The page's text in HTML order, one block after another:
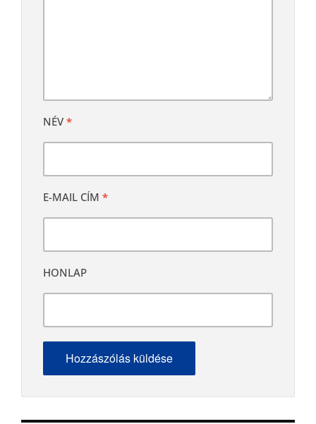
NÉV *
E-MAIL CÍM *
HONLAP